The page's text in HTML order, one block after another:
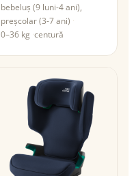
bebeluș (9 luni-4 ani),
preșcolar (3-7 ani)
0–36 kg centură